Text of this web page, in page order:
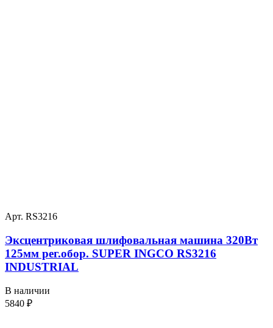
Арт. RS3216
Эксцентриковая шлифовальная машина 320Вт
125мм рег.обор. SUPER INGCO RS3216
INDUSTRIAL
В наличии
5840 ₽